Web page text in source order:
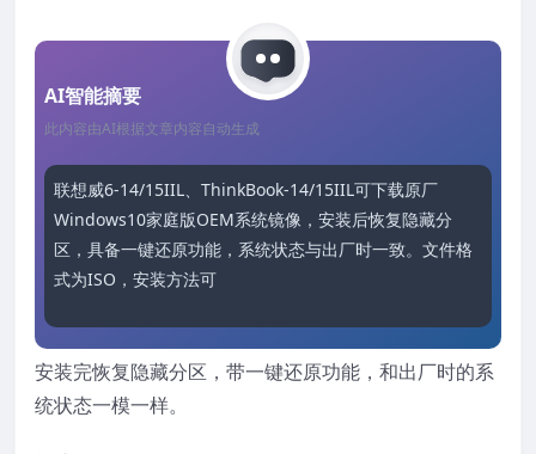
AI智能摘要
此内容由AI根据文章内容自动生成
联想威6-14/15IIL、ThinkBook-14/15IIL可下载原厂
Windows10家庭版OEM系统镜像，安装后恢复隐藏分
区，具备一键还原功能，系统状态与出厂时一致。文件格
式为ISO，安装方法可点击查看，不会者可联
安装完恢复隐藏分区，带一键还原功能，和出厂时的系
统状态一模一样。